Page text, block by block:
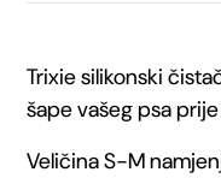
šapa
Trixie silikonski
šape vašeg psa
Veličina S-M